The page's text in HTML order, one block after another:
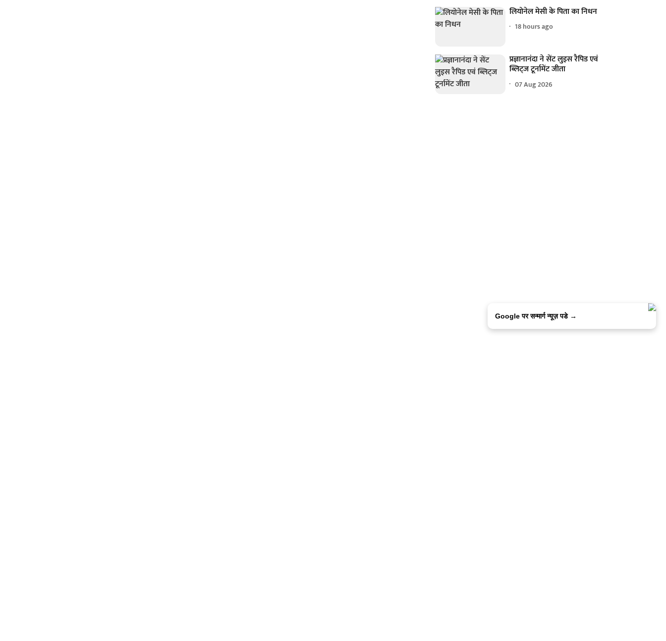
लियोनेल मेसी के पिता का निधन
18 hours ago
प्रज्ञानानंदा ने सेंट लुइस रैपिड एवं
ब्लिट्ज टूर्नामेंट जीता
07 Aug 2026
Google पर सन्मार्ग न्यूज़ पडे →